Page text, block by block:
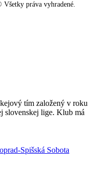
práva vyhradené.
tím založený v roku
slovenskej lige. Klub má
Spišská Sobota